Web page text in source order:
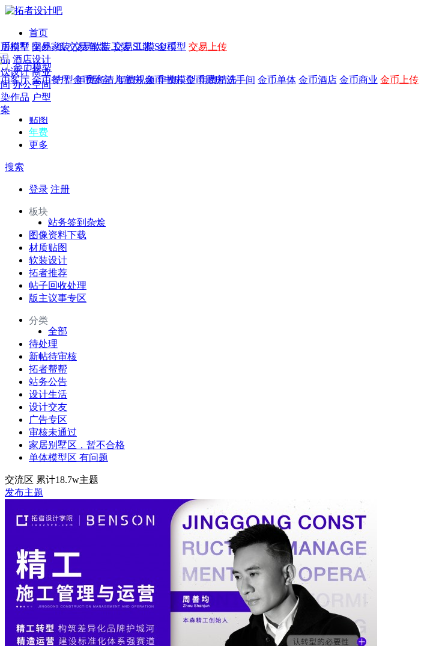
首页
发现
年费 作品 图纸 交易 软装 工装 SU模 金币
年费版块
费图纸 年费户型 年费高清 年费视频 年费模型 年费精选
作品
别墅 国外
酒店设计
设计 商业
办公空间
作品 户型
模型
模型 交易家装 交易软装 交易工装 SU模型 交易上传
金币模型
客厅 金币餐厅 金币卧室 儿童房 金币书房 金币厨房 洗手间 金币单体 金币酒店 金币商业 金币上传
CAD
概念
贴图
年费
更多
搜索
登录 注册
板块
站务签到杂烩
图像资料下载
材质贴图
软装设计
拓者推荐
帖子回收处理
版主议事专区
分类
全部
待处理
新帖待审核
拓者帮帮
站务公告
设计生活
设计交友
广告专区
审核未通过
家居别墅区，暂不合格
单体模型区 有问题
交流区 累计18.7w主题
发布主题